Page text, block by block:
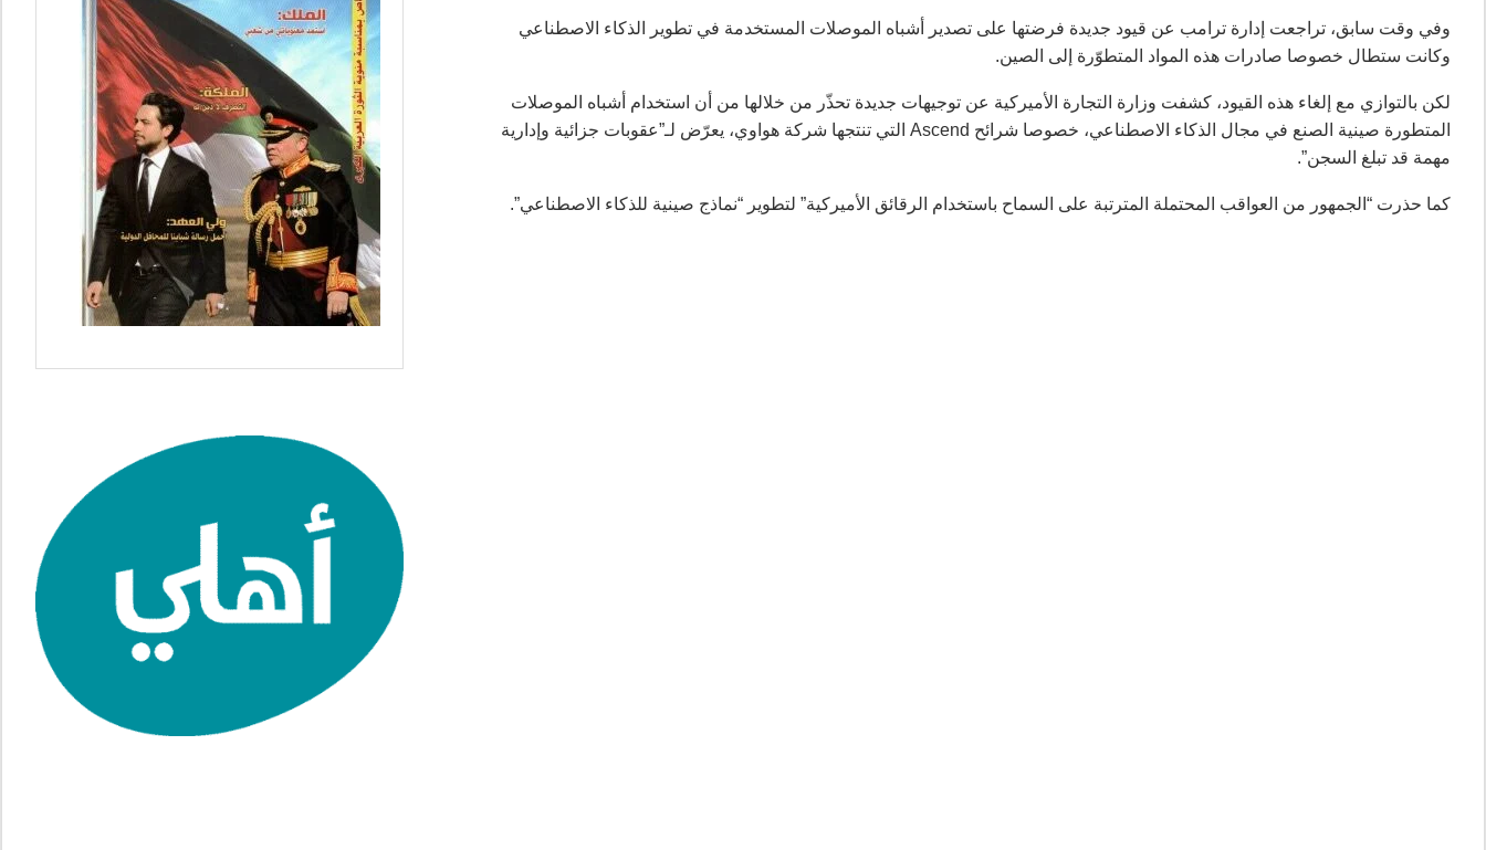
وفي وقت سابق، تراجعت إدارة ترامب عن قيود جديدة فرضتها على تصدير أشباه الموصلات المستخدمة في تطوير الذكاء الاصطناعي
وكانت ستطال خصوصا صادرات هذه المواد المتطوّرة إلى الصين.
لكن بالتوازي مع إلغاء هذه القيود، كشفت وزارة التجارة الأميركية عن توجيهات جديدة تحذّر من خلالها من أن استخدام أشباه الموصلات
المتطورة صينية الصنع في مجال الذكاء الاصطناعي، خصوصا شرائح Ascend التي تنتجها شركة هواوي، يعرّض لـ”عقوبات جزائية وإدارية
مهمة قد تبلغ السجن”.
كما حذرت “الجمهور من العواقب المحتملة المترتبة على السماح باستخدام الرقائق الأميركية” لتطوير “نماذج صينية للذكاء الاصطناعي”.